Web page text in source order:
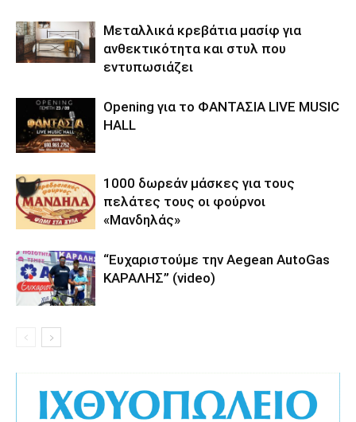
Μεταλλικά κρεβάτια μασίφ για
ανθεκτικότητα και στυλ που
εντυπωσιάζει
Opening για το ΦΑΝΤΑΣΙΑ LIVE MUSIC
HALL
1000 δωρεάν μάσκες για τους
πελάτες τους οι φούρνοι
«Μανδηλάς»
“Ευχαριστούμε την Aegean AutoGas
ΚΑΡΑΛΗΣ” (video)